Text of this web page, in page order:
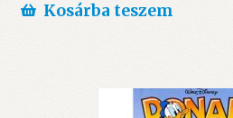
Kosárba teszem